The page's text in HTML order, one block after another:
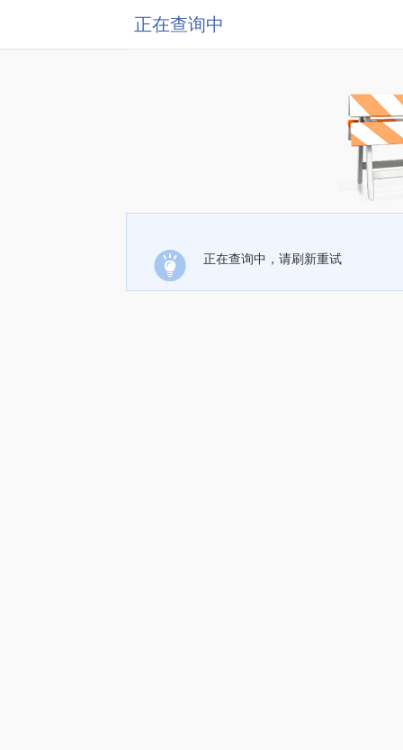
正在查询中
正在查询中，请刷新重试